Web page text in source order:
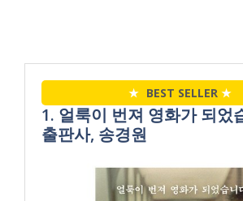
★ BEST SELLER ★
1. 얼룩이 번져 영화가 되었
출판사, 송경원